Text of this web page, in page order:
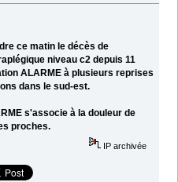
ce matin le décès de
niveau c2 depuis 11
ALARME à plusieurs reprises
dans le sud-est.
s'associe à la douleur de
proches.
IP archivée